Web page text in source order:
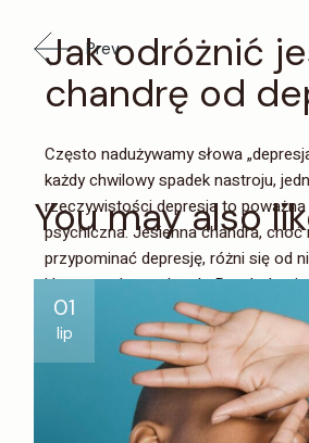
Jak odróżnić
chandrę od
Często nadużywamy słowa
każdy chwilowy spadek nastroju,
rzeczywistości depresja to
psychiczna. Jesienna chandra, choć
przypominać depresję, różni się od
kluczowych aspektach. Psycholog i
Karolina Lea Jarmołowicz wyjaśnia,
różnice między tymi dwoma
Depresja vs.
Prev
You may also
01
lip